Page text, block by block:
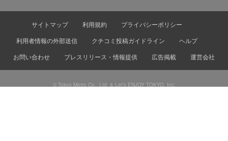
サイトマップ 利用規約
プライバシーポリシー
利用者情報の外部送信
クチコミ投稿ガイドライン
ヘルプ
お問い合わせ
プレスリリース・情報提供 広告掲載 運営会社
© Tokyo Metro Co., Ltd. & Let’s ENJOY TOKYO, Inc.